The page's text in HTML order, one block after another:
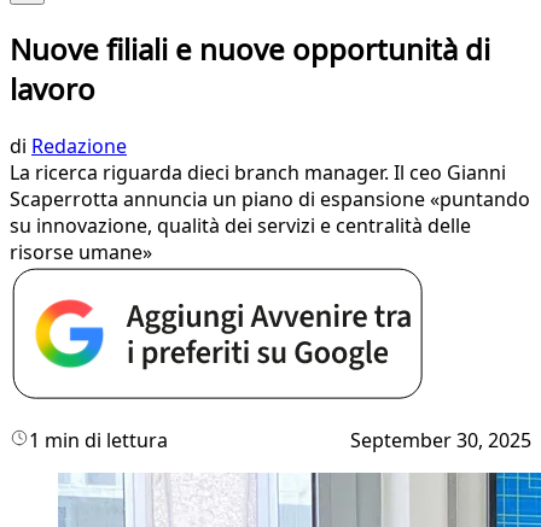
Nuove filiali e nuove opportunità di
lavoro
di Redazione
La ricerca riguarda dieci branch manager. Il ceo Gianni
Scaperrotta annuncia un piano di espansione «puntando
su innovazione, qualità dei servizi e centralità delle
risorse umane»
1 min di lettura September 30, 2025